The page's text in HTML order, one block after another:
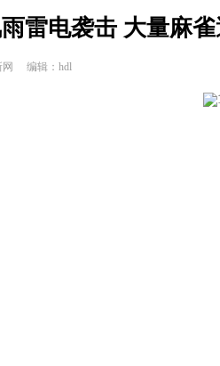
雷电袭击 大量麻
编辑：hdl